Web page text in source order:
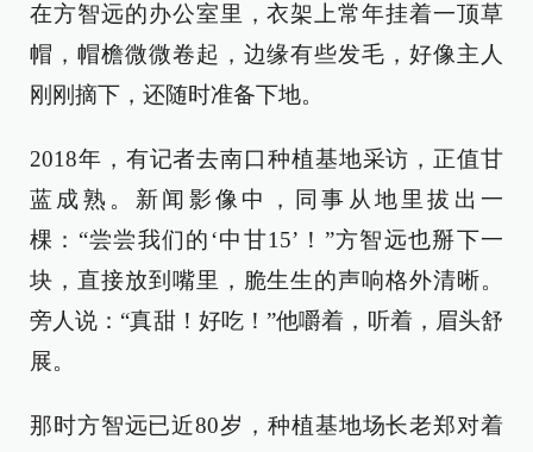
在方智远的办公室里，衣架上常年挂着一顶草
帽，帽檐微微卷起，边缘有些发毛，好像主人
刚刚摘下，还随时准备下地。
2018年，有记者去南口种植基地采访，正值甘
蓝成熟。新闻影像中，同事从地里拔出一
棵：“尝尝我们的‘中甘15’！”方智远也掰下一
块，直接放到嘴里，脆生生的声响格外清晰。
旁人说：“真甜！好吃！”他嚼着，听着，眉头舒
展。
那时方智远已近80岁，种植基地场长老郑对着